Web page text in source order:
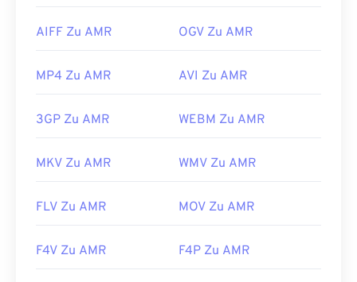
AIFF Zu AMR OGV Zu AMR
MP4 Zu AMR AVI Zu AMR
3GP Zu AMR WEBM Zu AMR
MKV Zu AMR WMV Zu AMR
FLV Zu AMR MOV Zu AMR
F4V Zu AMR F4P Zu AMR